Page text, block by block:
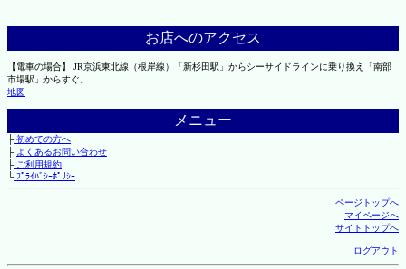
お店へのアクセス
【電車の場合】 JR京浜東北線（根岸線）「新杉田駅」からシーサイドラインに乗り換え「南部
市場駅」からすぐ。
地図
メニュー
├初めての方へ
├ よくあるお問い合わせ
├ご利用規約
└ﾌﾟﾗｲﾊﾞｼｰﾎﾟﾘｼｰ
ページトップへ
マイページへ
サイトトップへ
ログアウト